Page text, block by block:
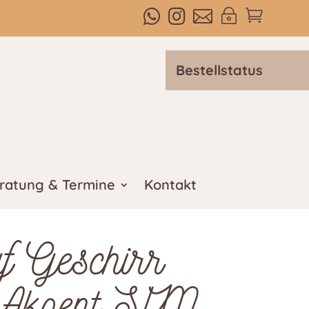

~



Bestellstatus
& Termine Kontakt
Geschirr